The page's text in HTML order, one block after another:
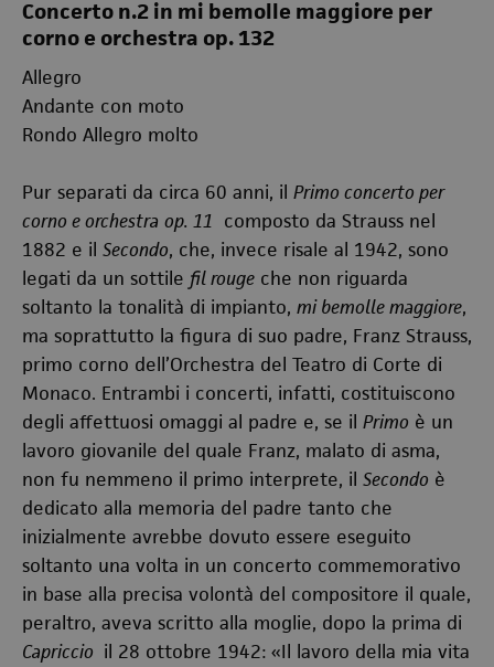
Concerto n.2 in mi bemolle maggiore per
corno e orchestra op. 132
Allegro
Andante con moto
Rondo Allegro molto
Pur separati da circa 60 anni, il Primo concerto per
corno e orchestra op. 11 composto da Strauss nel
1882 e il Secondo, che, invece risale al 1942, sono
legati da un sottile fil rouge che non riguarda
soltanto la tonalità di impianto, mi bemolle maggiore,
ma soprattutto la figura di suo padre, Franz Strauss,
primo corno dell’Orchestra del Teatro di Corte di
Monaco. Entrambi i concerti, infatti, costituiscono
degli affettuosi omaggi al padre e, se il Primo è un
lavoro giovanile del quale Franz, malato di asma,
non fu nemmeno il primo interprete, il Secondo è
dedicato alla memoria del padre tanto che
inizialmente avrebbe dovuto essere eseguito
soltanto una volta in un concerto commemorativo
in base alla precisa volontà del compositore il quale,
peraltro, aveva scritto alla moglie, dopo la prima di
Capriccio il 28 ottobre 1942: «Il lavoro della mia vita